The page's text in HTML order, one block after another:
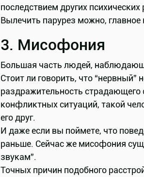
последствием других
Вылечить парурез можно, главное
3. Мисофония
Большая часть людей,
Стоит ли говорить, что
раздражительность страдающего
конфликтных ситуаций, такой
его друг.
И даже если вы поймете, что
раньше. Сейчас же мисофония
звукам”.
Точных причин подобного